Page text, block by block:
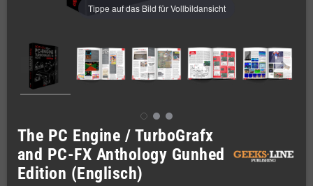
Tippe auf das Bild für Vollbildansicht
The PC Engine / TurboGrafx
and PC-FX Anthology Gunhed
Edition (Englisch)